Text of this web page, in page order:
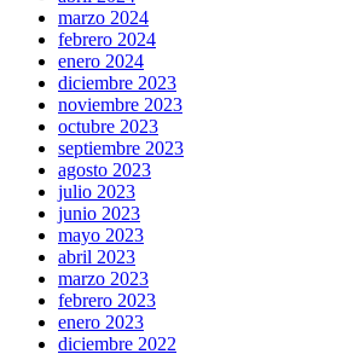
marzo 2024
febrero 2024
enero 2024
diciembre 2023
noviembre 2023
octubre 2023
septiembre 2023
agosto 2023
julio 2023
junio 2023
mayo 2023
abril 2023
marzo 2023
febrero 2023
enero 2023
diciembre 2022